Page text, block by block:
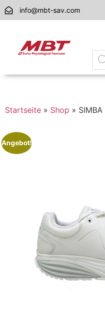
info@mbt-sav.com
Startseite » Shop » SIMBA
Angebot!